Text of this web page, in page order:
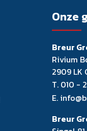
Onze
Breur
Rivium
2909 LK
T. 010 -
E.
Breur